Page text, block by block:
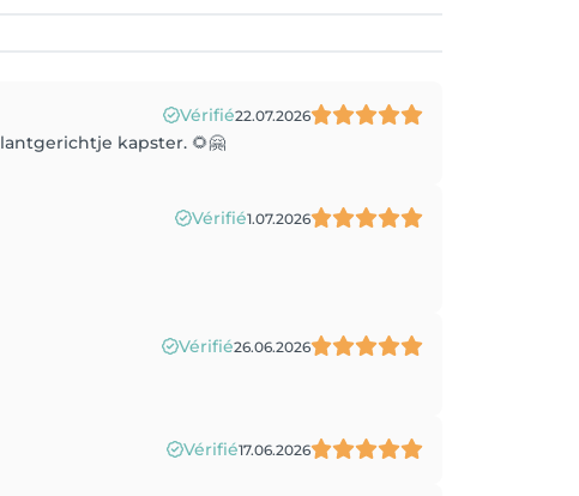
Vérifié22.07.2026
kapster. 🌻🤗
Vérifié1.07.2026
Vérifié26.06.2026
Vérifié17.06.2026